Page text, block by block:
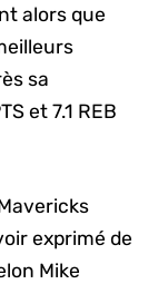
alors que
sa
et 7.1 REB
exprimé de
Mike